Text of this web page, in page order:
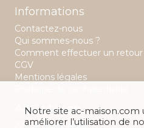
Informations
Contactez-nous
Qui sommes-nous ?
Comment effectuer un retour
CGV
Mentions légales
A&C Maison
22 rue Saint Aubin
Notre site ac-maison.com
améliorer l’utilisation de